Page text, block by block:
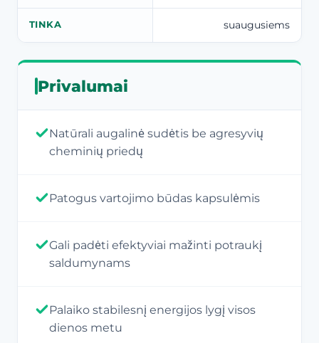
TINKA suaugusiems
Privalumai
Natūrali augalinė sudėtis be agresyvių
cheminių priedų
Patogus vartojimo būdas kapsulėmis
Gali padėti efektyviai mažinti potraukį
saldumynams
Palaiko stabilesnį energijos lygį visos
dienos metu